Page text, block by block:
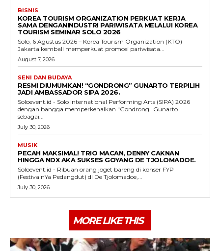
BISNIS
KOREA TOURISM ORGANIZATION PERKUAT KERJA
SAMA DENGANINDUSTRI PARIWISATA MELALUI KOREA
TOURISM SEMINAR SOLO 2026
Solo, 6 Agustus 2026 – Korea Tourism Organization (KTO)
Jakarta kembali memperkuat promosi pariwisata...
August 7, 2026
SENI DAN BUDAYA
RESMI DIUMUMKAN! “GONDRONG” GUNARTO TERPILIH
JADI AMBASSADOR SIPA 2026.
Soloevent.id - Solo International Performing Arts (SIPA) 2026
dengan bangga memperkenalkan "Gondrong" Gunarto
sebagai...
July 30, 2026
MUSIK
PECAH MAKSIMAL! TRIO MACAN, DENNY CAKNAN
HINGGA NDX AKA SUKSES GOYANG DE TJOLOMADOE.
Soloevent.id - Ribuan orang joget bareng di konser FYP
(FestivalnYa Pedangdut) di De Tjolomadoe,...
July 30, 2026
MORE LIKE THIS